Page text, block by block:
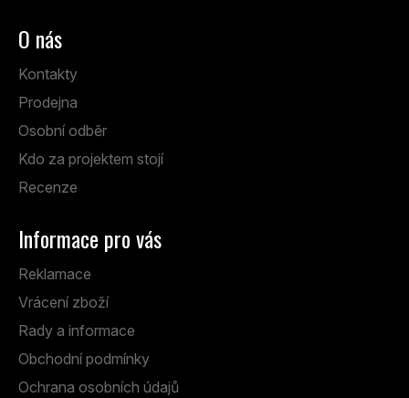
O nás
Kontakty
Prodejna
Osobní odběr
Kdo za projektem stojí
Recenze
Informace pro vás
Reklamace
Vrácení zboží
Rady a informace
Obchodní podmínky
Ochrana osobních údajů